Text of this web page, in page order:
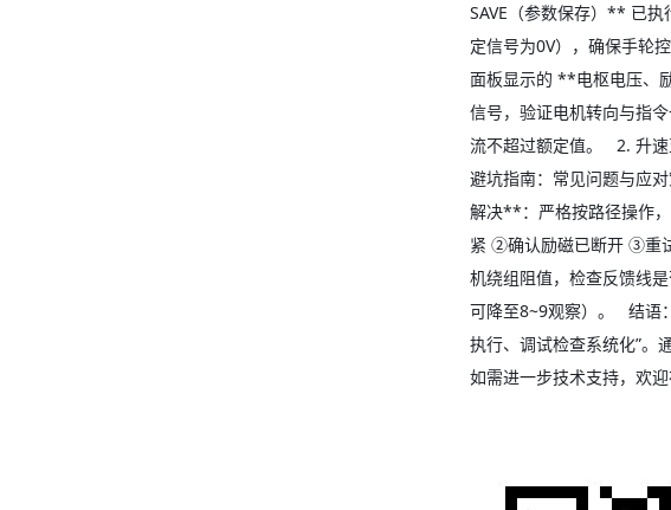
SAVE（参数保存）** 已
定信号为0V），确保手轮
面板显示的 **电枢电压、
信号，验证电机转向与指
流不超过额定值。 2. 升速
避坑指南：常见问题与应
解决**：严格按路径操作
紧 ②确认励磁已断开 ③重
机绕组阻值，检查反馈线
可降至8~9观察）。 结语
执行、调试检查系统化”。
如需进一步技术支持，欢